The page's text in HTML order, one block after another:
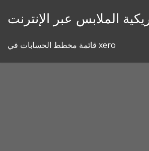
الملابس عبر الإنترنت
قائمة مخطط الحسابات في xero